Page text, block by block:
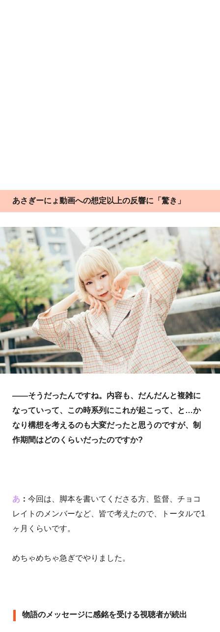
あさぎーにょ動画への想定以上の反響に「驚き」
――そうだったんですね。内容も、だんだんと複雑に
なっていって、この時系列にこれが起こって、と…か
なり構想を考えるのも大変だったと思うのですが、制
作期間はどのくらいだったのですか?
あ ： 今回は、脚本を書いてくださる方、監督、チョコ
レイトのメンバーなど、皆で考えたので、トータルで1
ヶ月くらいです。
めちゃめちゃ急ぎでやりました。
物語のメッセージに感銘を受ける視聴者が続出